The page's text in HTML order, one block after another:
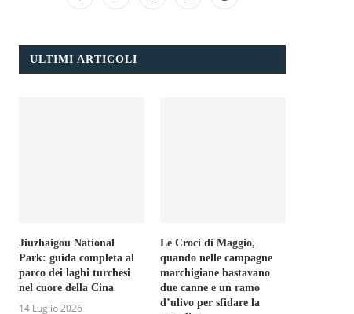
ULTIMI ARTICOLI
Jiuzhaigou National
Park: guida completa al
parco dei laghi turchesi
nel cuore della Cina
14 Luglio 2026
Le Croci di Maggio,
quando nelle campagne
marchigiane bastavano
due canne e un ramo
d’ulivo per sfidare la